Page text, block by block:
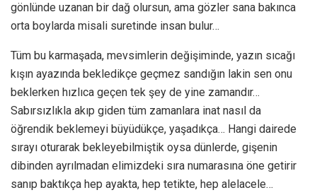
gönlünde uzanan bir dağ olursun, ama gözler sana bakınca
orta boylarda misali suretinde insan bulur…
Tüm bu karmaşada, mevsimlerin değişiminde, yazın sıcağı
kışın ayazında bekledikçe geçmez sandığın lakin sen onu
beklerken hızlıca geçen tek şey de yine zamandır…
Sabırsızlıkla akıp giden tüm zamanlara inat nasıl da
öğrendik beklemeyi büyüdükçe, yaşadıkça… Hangi dairede
sırayı oturarak bekleyebilmiştik oysa dünlerde, gişenin
dibinden ayrılmadan elimizdeki sıra numarasına öne getirir
sanıp baktıkça hep ayakta, hep tetikte, hep alelacele…